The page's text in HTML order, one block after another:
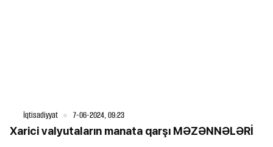
İqtisadiyyat 7-06-2024, 09:23
Xarici valyutaların manata qarşı MƏZƏNNƏLƏRİ